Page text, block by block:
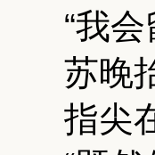
“我
苏晚
指尖